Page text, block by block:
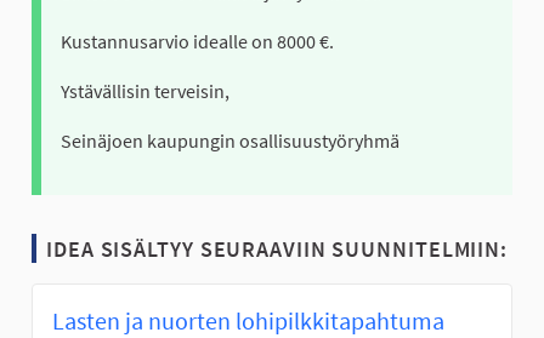
Kustannusarvio idealle on 8000 €.
Ystävällisin terveisin,
Seinäjoen kaupungin osallisuustyöryhmä
IDEA SISÄLTYY SEURAAVIIN SUUNNITELMIIN:
Lasten ja nuorten lohipilkkitapahtuma